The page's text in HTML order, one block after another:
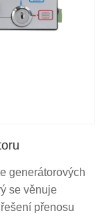
generátorových
se věnuje
přenosu